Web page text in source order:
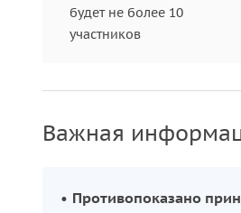
будет не более 10
участников
Важная
• Противопоказано